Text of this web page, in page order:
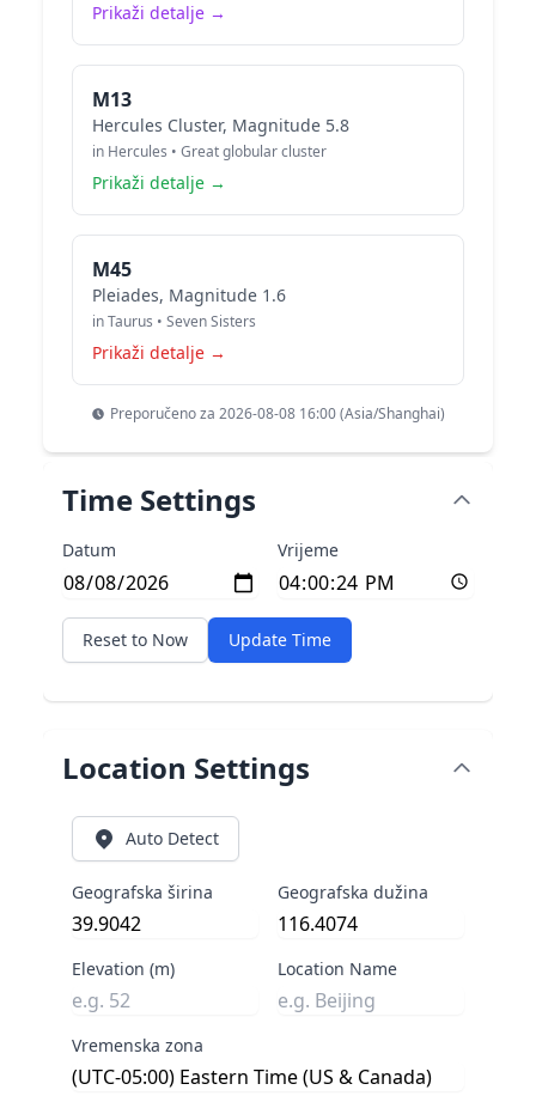
Prikaži detalje →
M13
Hercules Cluster, Magnitude 5.8
in Hercules • Great globular cluster
Prikaži detalje →
M45
Pleiades, Magnitude 1.6
in Taurus • Seven Sisters
Prikaži detalje →
Preporučeno za 2026-08-08 16:00 (Asia/Shanghai)
Time Settings
Datum Vrijeme
Reset to Now Update Time
Location Settings
Auto Detect
Geografska širina Geografska dužina
Elevation (m) Location Name
Vremenska zona